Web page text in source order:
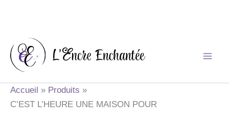
contenu
Accueil
Produits
C’EST L’HEURE UNE MAISON POUR